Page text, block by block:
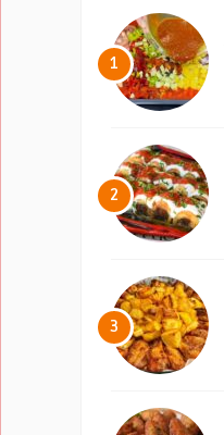
1
2
3